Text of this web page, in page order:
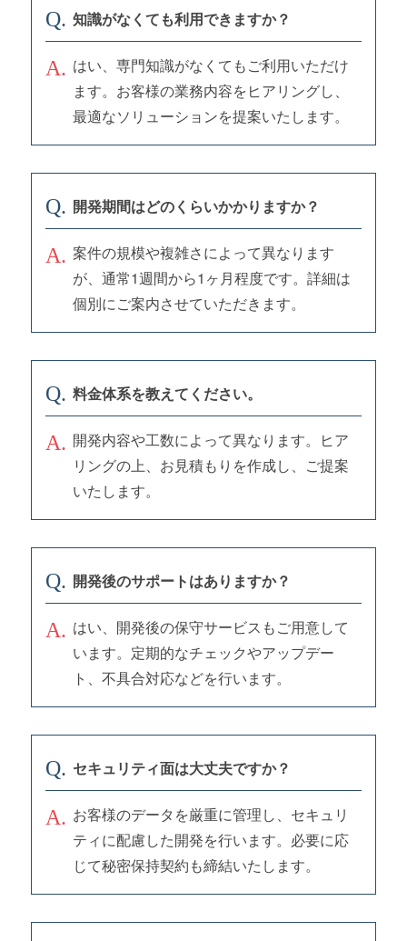
知識がなくても利用できますか？
はい、専門知識がなくてもご利用いただけ
ます。お客様の業務内容をヒアリングし、
最適なソリューションを提案いたします。
開発期間はどのくらいかかりますか？
案件の規模や複雑さによって異なります
が、通常1週間から1ヶ月程度です。詳細は
個別にご案内させていただきます。
料金体系を教えてください。
開発内容や工数によって異なります。ヒア
リングの上、お見積もりを作成し、ご提案
いたします。
開発後のサポートはありますか？
はい、開発後の保守サービスもご用意して
います。定期的なチェックやアップデー
ト、不具合対応などを行います。
セキュリティ面は大丈夫ですか？
お客様のデータを厳重に管理し、セキュリ
ティに配慮した開発を行います。必要に応
じて秘密保持契約も締結いたします。